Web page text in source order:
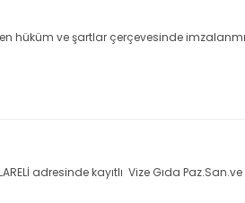
hüküm ve şartlar çerçevesinde
adresinde kayıtlı Vize Gıda